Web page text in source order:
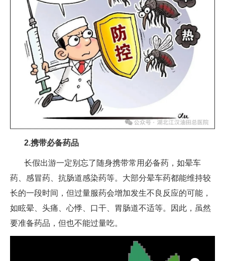
2.携带必备药品
长假出游一定别忘了随身携带常用必备药，如晕车
药、感冒药、抗肠道感染药等。大部分晕车药都能维持较
长的一段时间，但过量服药会增加发生不良反应的可能，
如眩晕、头痛、心悸、口干、胃肠道不适等。因此，虽然
要准备药品，但也不能过量吃。